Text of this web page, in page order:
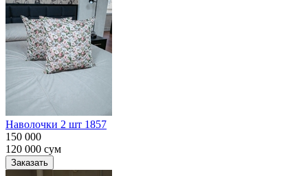
Наволочки 2 шт 1857
150 000
120 000 сум
Заказать